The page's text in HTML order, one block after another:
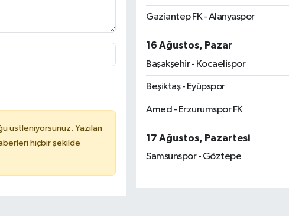
üstleniyorsunuz. Yazılan
hiçbir şekilde
Gaziantep FK - Alanyaspor
16 Ağustos, Pazar
Başakşehir - Kocaelispor
Beşiktaş - Eyüpspor
Amed - Erzurumspor FK
17 Ağustos, Pazartesi
Samsunspor - Göztepe